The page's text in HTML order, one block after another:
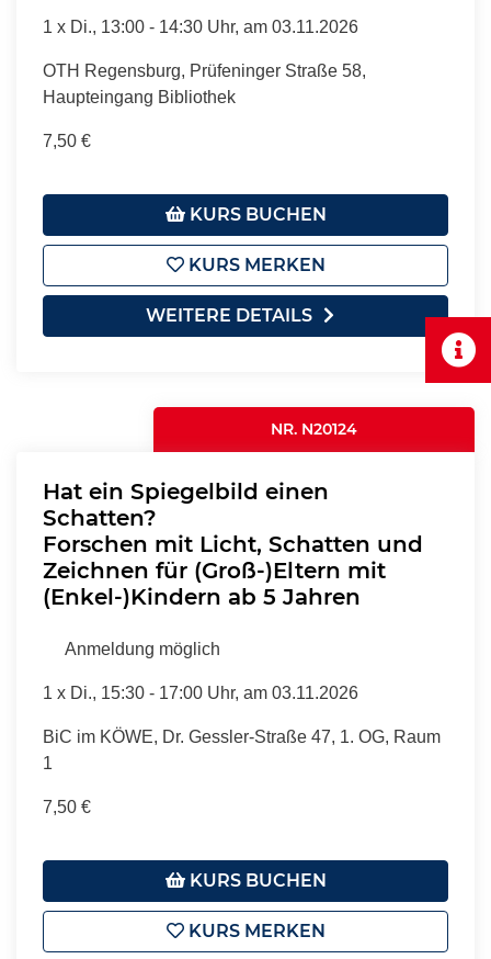
1 x Di., 13:00 - 14:30 Uhr, am 03.11.2026
OTH Regensburg, Prüfeninger Straße 58,
Haupteingang Bibliothek
7,50 €
KURS BUCHEN
KURS MERKEN
WEITERE DETAILS
NR. N20124
Hat ein Spiegelbild einen
Schatten?
Forschen mit Licht, Schatten und
Zeichnen für (Groß-)Eltern mit
(Enkel-)Kindern ab 5 Jahren
Anmeldung möglich
1 x Di., 15:30 - 17:00 Uhr, am 03.11.2026
BiC im KÖWE, Dr. Gessler-Straße 47, 1. OG, Raum
1
7,50 €
KURS BUCHEN
KURS MERKEN